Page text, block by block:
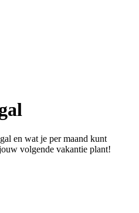
en wat je per maand kunt
volgende vakantie plant!